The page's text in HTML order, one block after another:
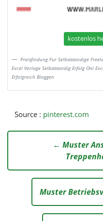
kostenlos
Preisfindung Fur Selbststandige
Excel Vorlage Selbststandig Erfolg Onl
Erfolgreich Bloggen
Source : pinterest.com
← Muster
Muster